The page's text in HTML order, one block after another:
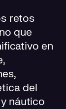
retos
que
en
del
náutico